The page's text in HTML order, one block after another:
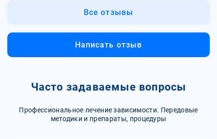
Все отзывы
Написать отзыв
Часто задаваемые вопросы
Профессиональное лечение зависимости. Передовые
методики и препараты, процедуры